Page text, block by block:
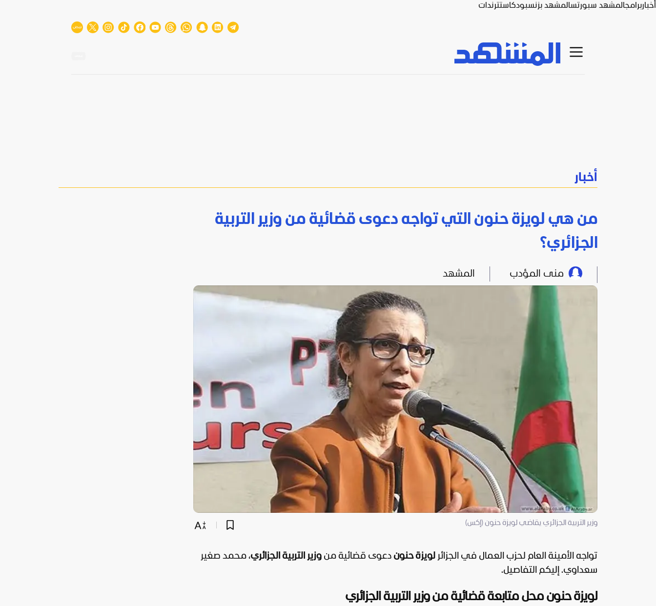
أخباربرامجالمشهد سبورتسالمشهد بزنسبودكاستترندات
أخبار
من هي لويزة حنون التي تواجه دعوى قضائية من وزير التربية
الجزائري؟
منى المؤدب المشهد
وزير التربية الجزائري يقاضي لويزة حنون (إكس)
تواجه الأمينة العام لحزب العمال في الجزائر لويزة حنون دعوى قضائية من وزير التربية الجزائري، محمد صغير
سعداوي. إليكم التفاصيل.
لويزة حنون محل متابعة قضائية من وزير التربية الجزائري